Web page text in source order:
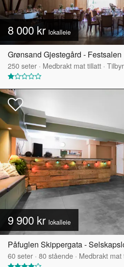
8 000 kr lokalleie
Grønsand Gjestegård - Festsalen
250seter · Medbrakt mat tillatt ·
9 900 kr lokalleie
Påfuglen Skippergata -
60seter · 80stående · Medbrakt mat